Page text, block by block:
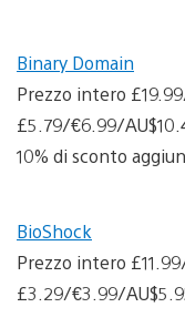
Binary Domain
Prezzo intero
£5.79/€6.99/
10% di sconto
BioShock
Prezzo intero
£3.29/€3.99/